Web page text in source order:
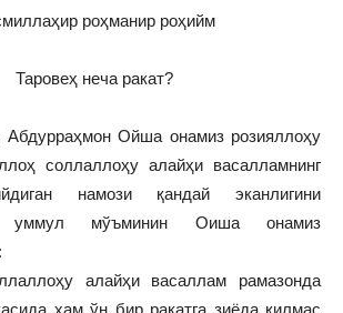
роҳманир роҳийм
Таровеҳ неча ракат?
Ойша онамиз розияллоҳу
соллаллоҳу алайҳи васалламнинг
намози қандай эканлигини
уммул мўъминин Оиша онамиз
алайҳи васаллам рамазонда